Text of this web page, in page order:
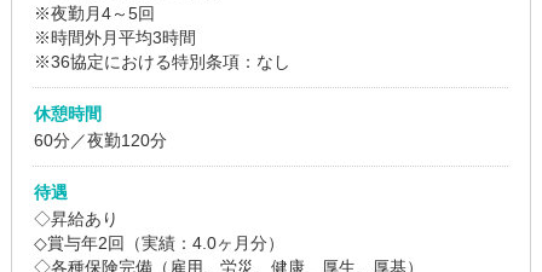
※夜勤月4～5回
※時間外月平均3時間
※36協定における特別条項：なし
休憩時間
60分／夜勤120分
待遇
◇昇給あり
◇賞与年2回（実績：4.0ヶ月分）
◇各種保険完備（雇用、労災、健康、厚生、厚基）